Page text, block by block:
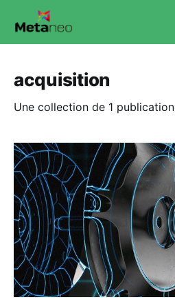
acquisition
Une collection de 1 publication